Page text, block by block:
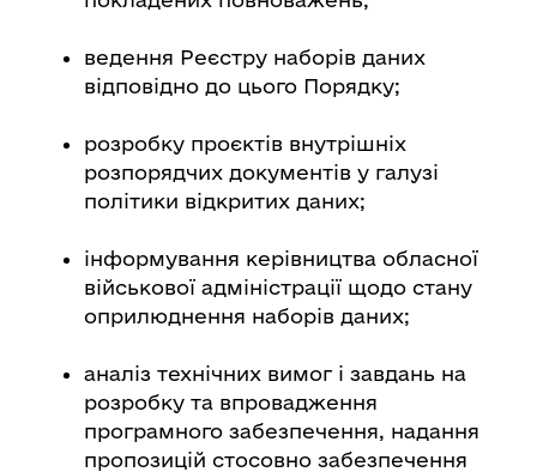
ведення Реєстру наборів даних
відповідно до цього Порядку;
розробку проєктів внутрішніх
розпорядчих документів у галузі
політики відкритих даних;
інформування керівництва обласної
військової адміністрації щодо стану
оприлюднення наборів даних;
аналіз технічних вимог і завдань на
розробку та впровадження
програмного забезпечення, надання
пропозицій стосовно забезпечення